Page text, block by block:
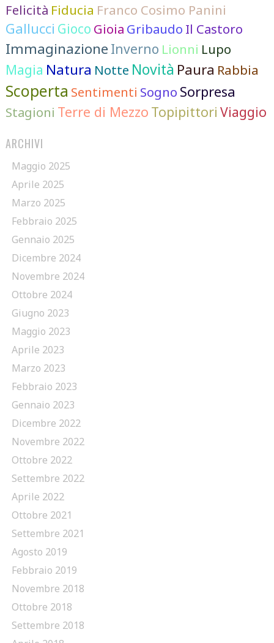
Felicità Fiducia Franco Cosimo Panini
Gallucci Gioco Gioia Gribaudo Il Castoro
Immaginazione Inverno Lionni Lupo
Magia Natura Notte Novità Paura Rabbia
Scoperta Sentimenti Sogno Sorpresa
Stagioni Terre di Mezzo Topipittori Viaggio
ARCHIVI
Maggio 2025
Aprile 2025
Marzo 2025
Febbraio 2025
Gennaio 2025
Dicembre 2024
Novembre 2024
Ottobre 2024
Giugno 2023
Maggio 2023
Aprile 2023
Marzo 2023
Febbraio 2023
Gennaio 2023
Dicembre 2022
Novembre 2022
Ottobre 2022
Settembre 2022
Aprile 2022
Ottobre 2021
Settembre 2021
Agosto 2019
Febbraio 2019
Novembre 2018
Ottobre 2018
Settembre 2018